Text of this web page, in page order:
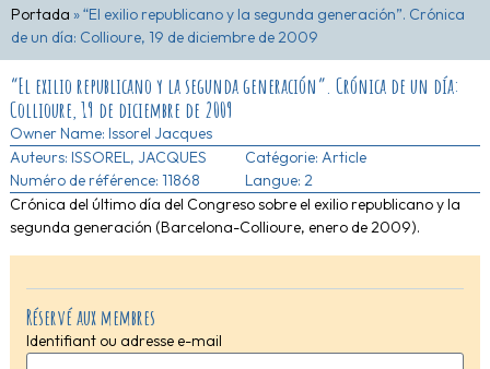
Portada »“El exilio republicano y la segunda generación”. Crónica
de un día: Collioure, 19 de diciembre de 2009
Réservé aux membres
Identifiant ou adresse e-mail
“El exilio republicano y la segunda generación”. Crónica de un día:
Collioure, 19 de diciembre de 2009
Owner Name: Issorel Jacques
Auteurs: ISSOREL, JACQUES
Numéro de référence: 11868
Catégorie: Article
Langue: 2
Crónica del último día del Congreso sobre el exilio republicano y la
segunda generación (Barcelona-Collioure, enero de 2009).